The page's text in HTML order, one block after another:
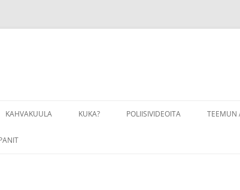
KAHVAKUULA
KAHVAKUULA LINKKEJÄ
KUKA? POLIISIVIDEOITA TEEMUN